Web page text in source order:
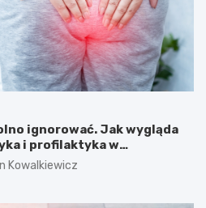
ignorować. Jak wygląda
i profilaktyka w
Kowalkiewicz